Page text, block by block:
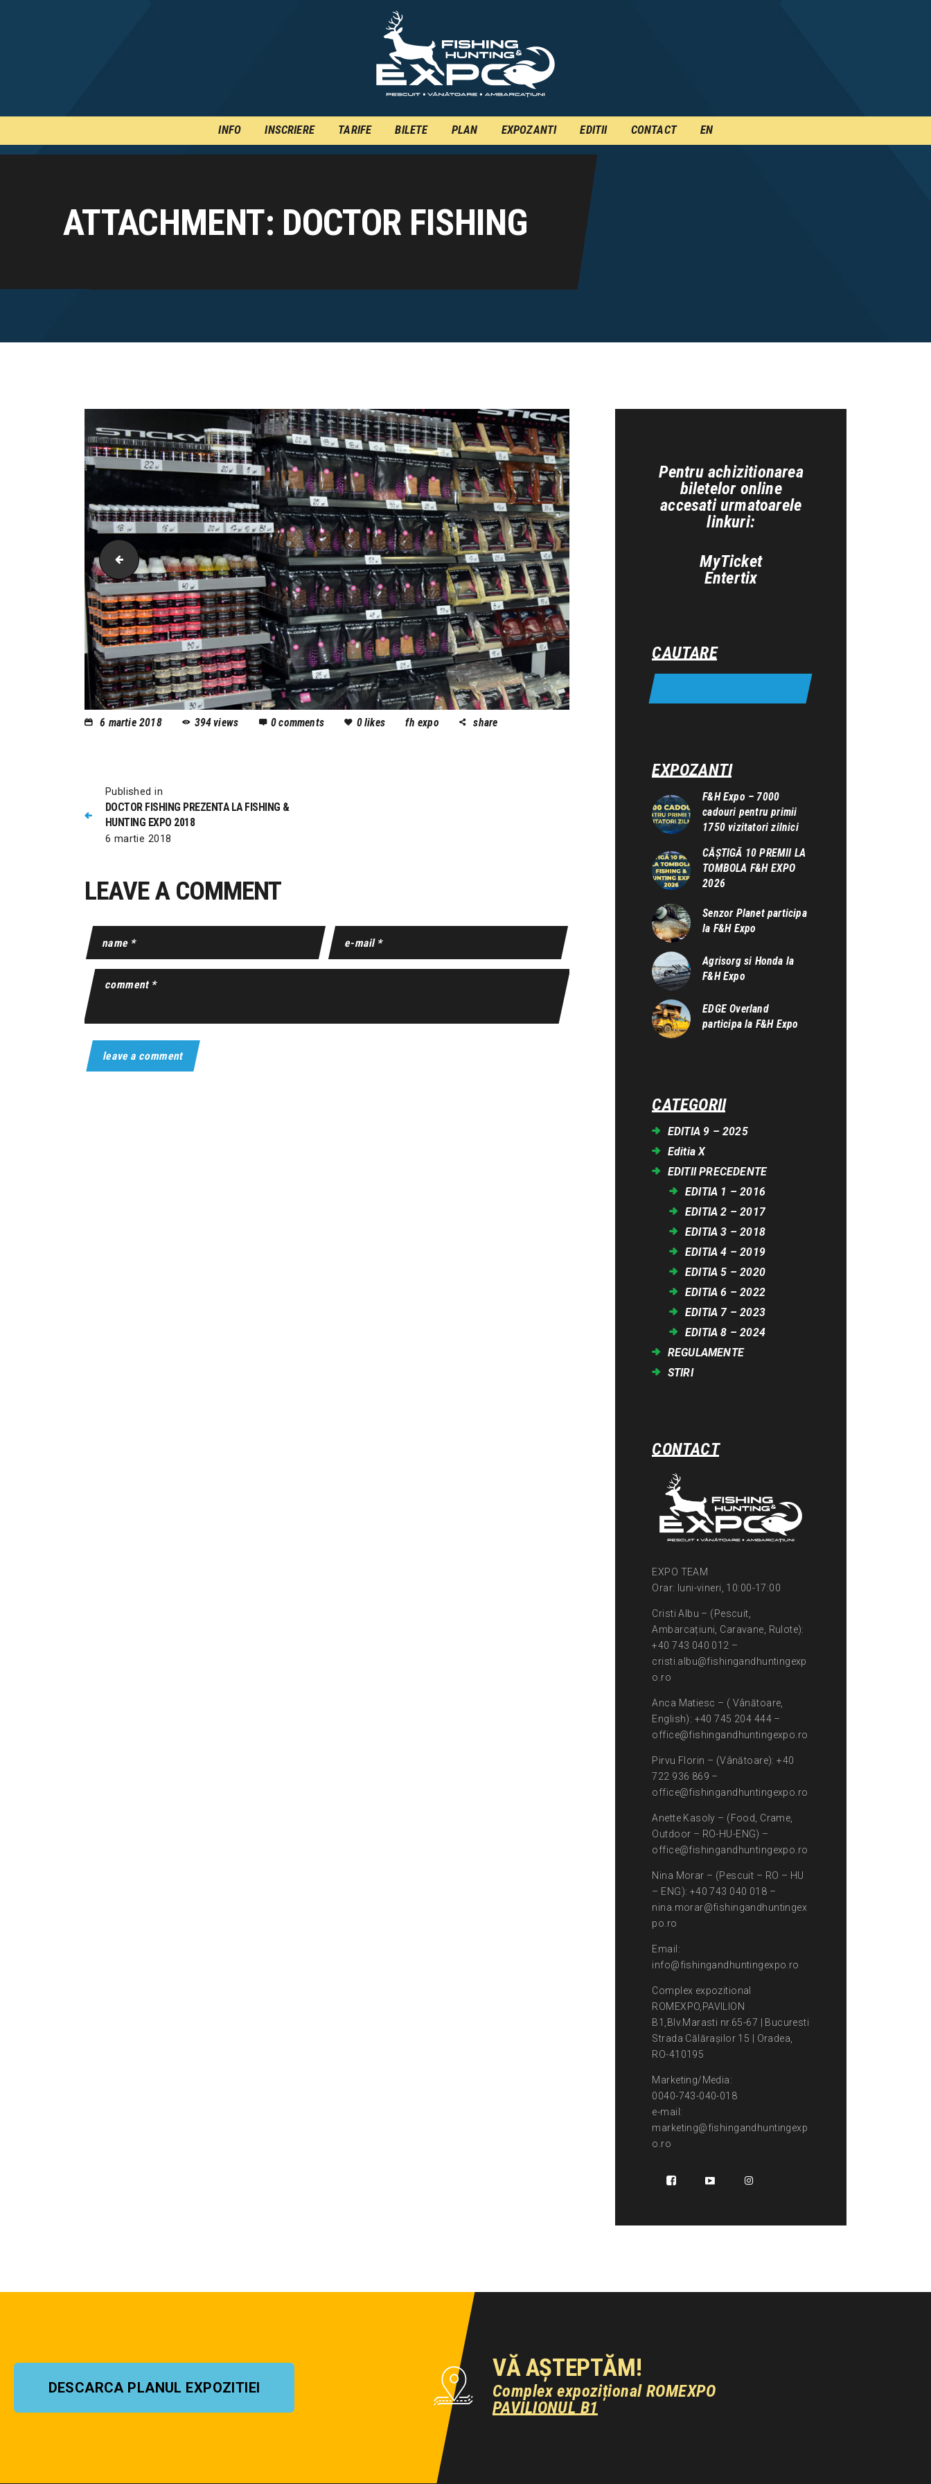
INFO INSCRIERE TARIFE BILETE PLAN EXPOZANTI EDITII CONTACT EN
ATTACHMENT: DOCTOR FISHING
INSCRIERE
PLAN
CONTACT
Sticky
6 martie 2018 394views 0comments 0likes fh expo share
Published in
DOCTOR FISHING PREZENTA LA FISHING &
HUNTING EXPO 2018
6 martie 2018
LEAVE A COMMENT
Pentru achizitionarea
biletelor online
accesati urmatoarele
linkuri:
MyTicket
Entertix
CAUTARE
EXPOZANTI
F&H Expo – 7000
cadouri pentru primii
1750 vizitatori zilnici
CÂȘTIGĂ 10 PREMII LA
TOMBOLA F&H EXPO
2026
Senzor Planet participa
la F&H Expo
Agrisorg si Honda la
F&H Expo
EDGE Overland
participa la F&H Expo
CATEGORII
EDITIA 9 – 2025
Editia X
EDITII PRECEDENTE
EDITIA 1 – 2016
EDITIA 2 – 2017
EDITIA 3 – 2018
EDITIA 4 – 2019
EDITIA 5 – 2020
EDITIA 6 – 2022
EDITIA 7 – 2023
EDITIA 8 – 2024
REGULAMENTE
STIRI
CONTACT
EXPO TEAM
Orar: luni-vineri, 10:00-17:00
Cristi Albu – (Pescuit,
Ambarcațiuni, Caravane, Rulote):
+40 743 040 012 –
cristi.albu@fishingandhuntingexp
o.ro
Anca Matiesc – ( Vânătoare,
English): +40 745 204 444 –
office@fishingandhuntingexpo.ro
Pirvu Florin – (Vânătoare): +40
722 936 869 –
office@fishingandhuntingexpo.ro
Anette Kasoly – (Food, Crame,
Outdoor – RO-HU-ENG) –
office@fishingandhuntingexpo.ro
Nina Morar – (Pescuit – RO – HU
– ENG): +40 743 040 018 –
nina.morar@fishingandhuntingex
po.ro
Email:
info@fishingandhuntingexpo.ro
Complex expozitional
ROMEXPO,PAVILION
B1,Blv.Marasti nr.65-67 | Bucuresti
Strada Călărașilor 15 | Oradea,
RO-410195
Marketing/Media:
0040-743-040-018
e-mail:
marketing@fishingandhuntingexp
o.ro
DESCARCA PLANUL EXPOZITIEI
VĂ AȘTEPTĂM!
Complex expozițional ROMEXPO
PAVILIONUL B1